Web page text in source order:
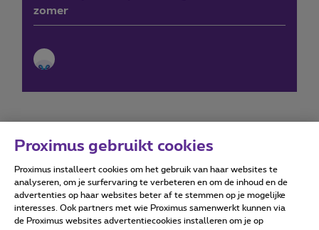
zomer
Forumvoorwaarden Accessibility statement
Proximus gebruikt cookies
Proximus installeert cookies om het gebruik van haar websites te
analyseren, om je surfervaring te verbeteren en om de inhoud en de
advertenties op haar websites beter af te stemmen op je mogelijke
interesses. Ook partners met wie Proximus samenwerkt kunnen via
de Proximus websites advertentiecookies installeren om je op